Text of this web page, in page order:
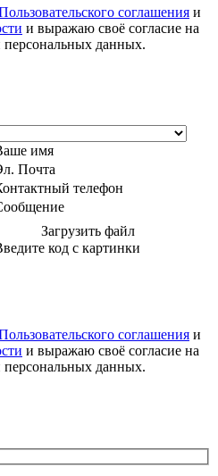
соглашения и
и выражаю своё согласие на
данных.
имя
Почта
телефон
Загрузить файл
код с картинки
соглашения и
и выражаю своё согласие на
данных.